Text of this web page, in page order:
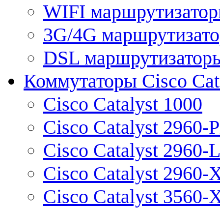
WIFI
3G/4G
DSL
Коммутаторы Cisco
Cisco Catalyst 1000
Cisco Catalyst 2960-
Cisco Catalyst 2960-L
Cisco Catalyst 2960-
Cisco Catalyst 3560-